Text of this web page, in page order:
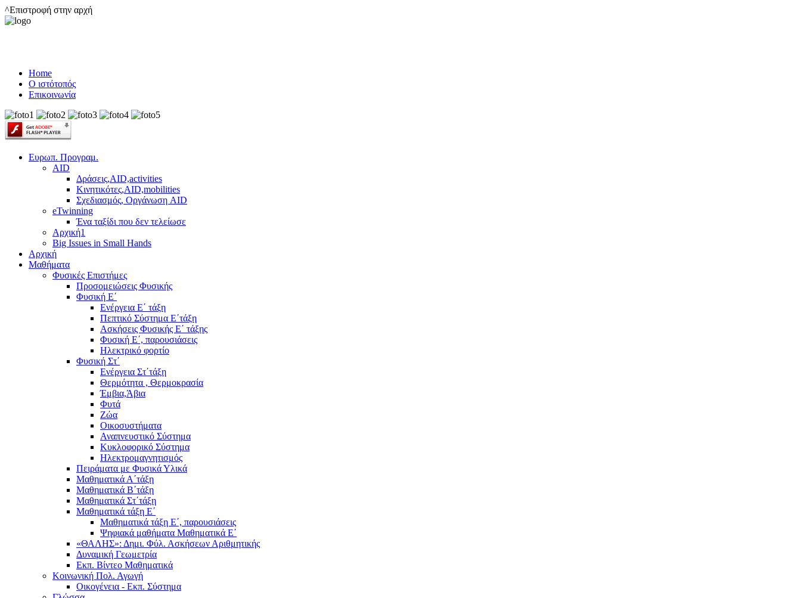
^Επιστροφή στην αρχή
Home
Ο ιστότοπός
Επικοινωνία
Ευρωπ. Προγραμ.
AID
Δράσεις,AID,activities
Κινητικότες,AID,mobilities
Σχεδιασμός, Οργάνωση AID
eTwinning
Ένα ταξίδι που δεν τελείωσε
Αρχική1
Big Issues in Small Hands
Αρχική
Μαθήματα
Φυσικές Επιστήμες
Προσομειώσεις Φυσικής
Φυσική Ε΄
Ενέργεια Ε΄ τάξη
Πεπτικό Σύστημα Ε΄τάξη
Ασκήσεις Φυσικής Ε΄ τάξης
Φυσική Ε΄, παρουσιάσεις
Ηλεκτρικό φορτίο
Φυσική Στ΄
Ενέργεια Στ΄τάξη
Θερμότητα , Θερμοκρασία
Έμβια,Άβια
Φυτά
Ζώα
Οικοσυστήματα
Αναπνευστικό Σύστημα
Κυκλοφορικό Σύστημα
Ηλεκτρομαγνητισμός
Πειράματα με Φυσικά Υλικά
Μαθηματικά Α΄τάξη
Μαθηματικά Β΄τάξη
Μαθηματικά Στ΄τάξη
Μαθηματικά τάξη Ε΄
Μαθηματικά τάξη Ε΄, παρουσιάσεις
Ψηφιακά μαθήματα Μαθηματικά Ε΄
«ΘΑΛΗΣ»: Δημι. Φύλ. Ασκήσεων Αριθμητικής
Δυναμική Γεωμετρία
Εκπ. Βίντεο Μαθηματικά
Κοινωνική Πολ. Αγωγή
Οικογένεια - Εκπ. Σύστημα